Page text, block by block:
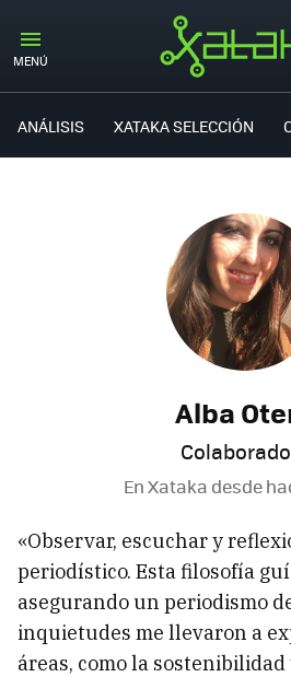
MENÚ
ANÁLISIS XATAKA SELECCIÓN
Alba
En Xataka desde
«Observar, escuchar y
periodístico. Esta filosofía
asegurando un periodismo
inquietudes me llevaron a
áreas, como la